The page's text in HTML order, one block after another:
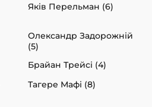
Яків Перельман (6)
Олександр Задорожній
(5)
Брайан Трейсі (4)
Тагере Мафі (8)